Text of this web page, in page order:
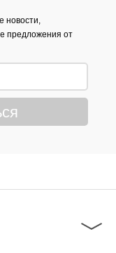
новости,
предложения от